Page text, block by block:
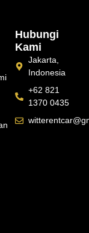
Hubungi
Kami
Jakarta,
Indonesia
+62 821
1370 0435